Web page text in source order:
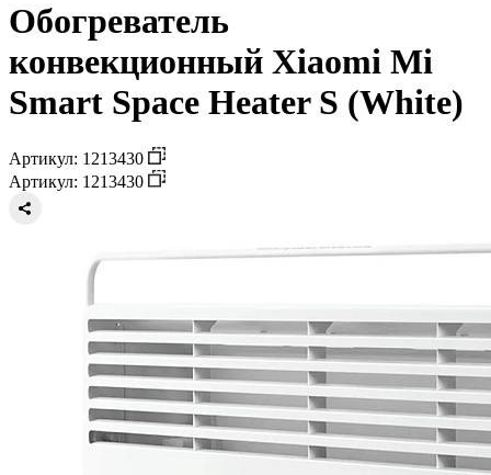
Обогреватель
конвекционный Xiaomi Mi
Smart Space Heater S (White)
Артикул: 1213430
Артикул: 1213430